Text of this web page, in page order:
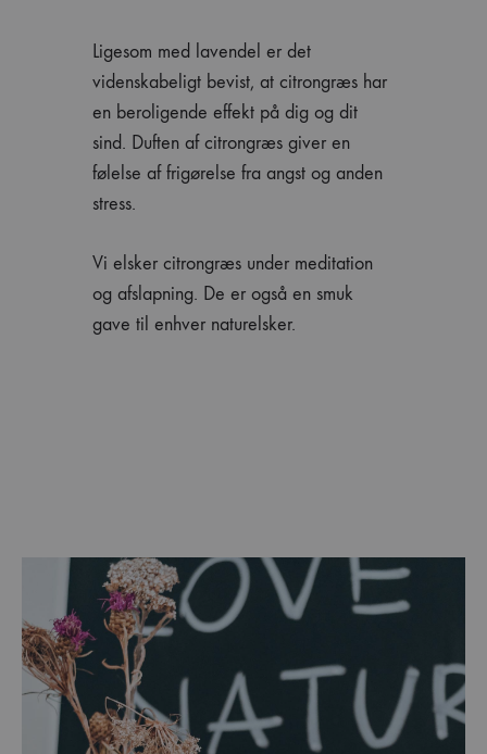
Ligesom med lavendel er det
videnskabeligt bevist, at citrongræs har
en beroligende effekt på dig og dit
sind. Duften af citrongræs giver en
følelse af frigørelse fra angst og anden
stress.
Vi elsker citrongræs under meditation
og afslapning. De er også en smuk
gave til enhver naturelsker.